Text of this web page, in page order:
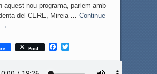
aquest nou programa, parlem amb
del CERE, Mireia … Continue
→
Post
F
T